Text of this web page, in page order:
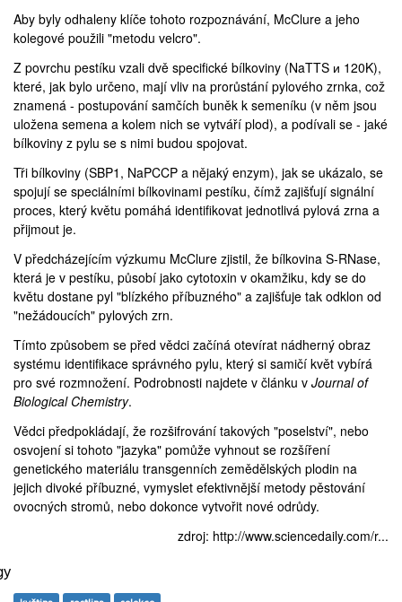
Aby byly odhaleny klíče tohoto rozpoznávání, McClure a jeho
kolegové použili "metodu velcro".
Z povrchu pestíku vzali dvě specifické bílkoviny (NaTTS и 120K),
které, jak bylo určeno, mají vliv na prorůstání pylového zrnka, což
znamená - postupování samčích buněk k semeníku (v něm jsou
uložena semena a kolem nich se vytváří plod), a podívali se - jaké
bílkoviny z pylu se s nimi budou spojovat.
Tři bílkoviny (SBP1, NaPCCP a nějaký enzym), jak se ukázalo, se
spojují se speciálními bílkovinami pestíku, čímž zajišťují signální
proces, který květu pomáhá identifikovat jednotlivá pylová zrna a
přijmout je.
V předcházejícím výzkumu McClure zjistil, že bílkovina S-RNase,
která je v pestíku, působí jako cytotoxin v okamžiku, kdy se do
květu dostane pyl "blízkého příbuzného" a zajišťuje tak odklon od
"nežádoucích" pylových zrn.
Tímto způsobem se před vědci začíná otevírat nádherný obraz
systému identifikace správného pylu, který si samičí květ vybírá
pro své rozmnožení. Podrobnosti najdete v článku v Journal of
Biological Chemistry.
Vědci předpokládají, že rozšifrování takových "poselství", nebo
osvojení si tohoto "jazyka" pomůže vyhnout se rozšíření
genetického materiálu transgenních zemědělských plodin na
jejich divoké příbuzné, vymyslet efektivnější metody pěstování
ovocných stromů, nebo dokonce vytvořit nové odrůdy.
zdroj: http://www.sciencedaily.com/r...